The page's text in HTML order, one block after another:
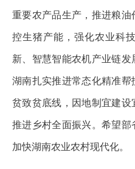
重要农产品生产，推进粮
控生猪产能，强化农业科
新、智慧智能农机产业链
湖南扎实推进常态化精准
贫致贫底线，因地制宜建
推进乡村全面振兴。希望
加快湖南农业农村现代化。